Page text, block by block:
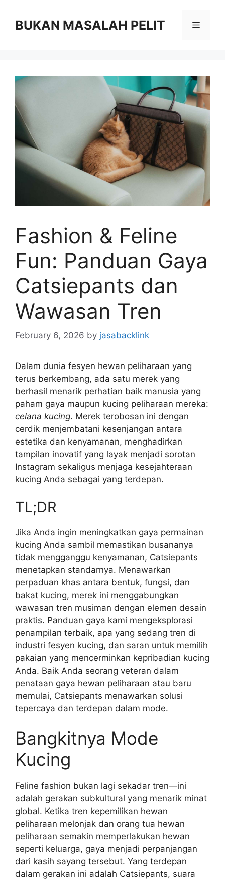
contentBUKAN MASALAH PELIT Menu
Fashion & Feline
Fun: Panduan Gaya
Catsiepants dan
Wawasan Tren
February 6, 2026 by jasabacklink
Dalam dunia fesyen hewan peliharaan yang
terus berkembang, ada satu merek yang
berhasil menarik perhatian baik manusia yang
paham gaya maupun kucing peliharaan mereka:
celana kucing. Merek terobosan ini dengan
cerdik menjembatani kesenjangan antara
estetika dan kenyamanan, menghadirkan
tampilan inovatif yang layak menjadi sorotan
Instagram sekaligus menjaga kesejahteraan
kucing Anda sebagai yang terdepan.
TL;DR
Jika Anda ingin meningkatkan gaya permainan
kucing Anda sambil memastikan busananya
tidak mengganggu kenyamanan, Catsiepants
menetapkan standarnya. Menawarkan
perpaduan khas antara bentuk, fungsi, dan
bakat kucing, merek ini menggabungkan
wawasan tren musiman dengan elemen desain
praktis. Panduan gaya kami mengeksplorasi
penampilan terbaik, apa yang sedang tren di
industri fesyen kucing, dan saran untuk memilih
pakaian yang mencerminkan kepribadian kucing
Anda. Baik Anda seorang veteran dalam
penataan gaya hewan peliharaan atau baru
memulai, Catsiepants menawarkan solusi
tepercaya dan terdepan dalam mode.
Bangkitnya Mode
Kucing
Feline fashion bukan lagi sekadar tren—ini
adalah gerakan subkultural yang menarik minat
global. Ketika tren kepemilikan hewan
peliharaan melonjak dan orang tua hewan
peliharaan semakin memperlakukan hewan
seperti keluarga, gaya menjadi perpanjangan
dari kasih sayang tersebut. Yang terdepan
dalam gerakan ini adalah Catsiepants, suara